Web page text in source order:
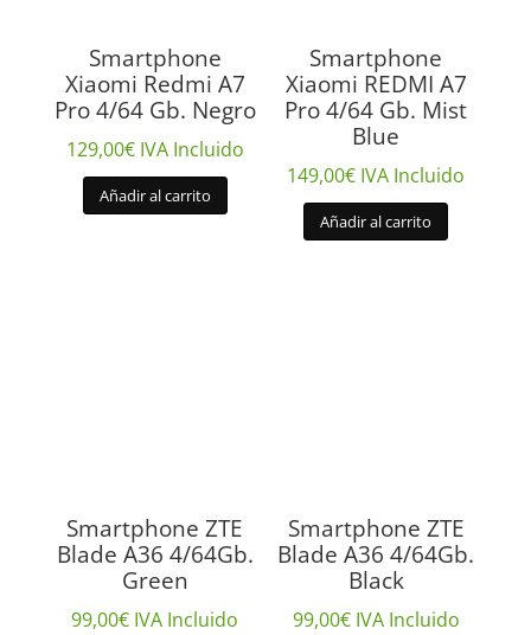
Smartphone
Xiaomi Redmi A7
Pro 4/64 Gb. Negro
129,00€ IVA Incluido
Añadir al carrito
Smartphone
Xiaomi REDMI A7
Pro 4/64 Gb. Mist
Blue
149,00€ IVA Incluido
Añadir al carrito
Smartphone ZTE
Blade A36 4/64Gb.
Green
99,00€ IVA Incluido
Smartphone ZTE
Blade A36 4/64Gb.
Black
99,00€ IVA Incluido